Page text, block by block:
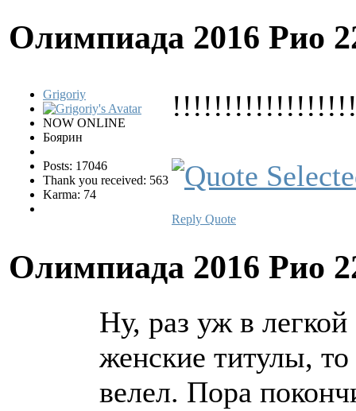
Олимпиада 2016 Рио
Grigoriy
NOW ONLINE
Боярин
Posts: 17046
Thank you received: 563
Karma: 74
Reply Quote
Олимпиада 2016 Рио
Ну, раз уж в
женские титулы,
велел. Пора